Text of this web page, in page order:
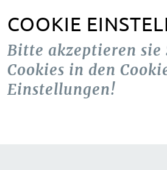
COOKIE
Bitte akzeptieren sie
Cookies in den
Einstellungen!